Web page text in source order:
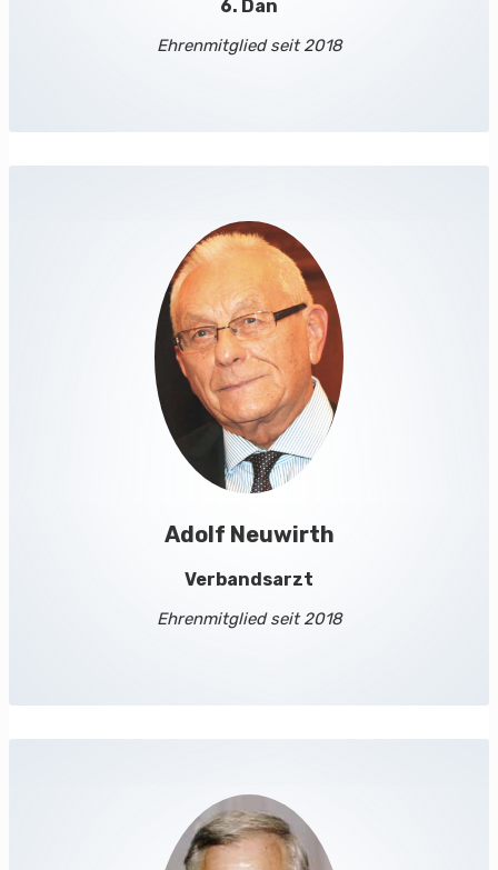
6. Dan
Ehrenmitglied seit 2018
Adolf Neuwirth
Verbandsarzt
Ehrenmitglied seit 2018